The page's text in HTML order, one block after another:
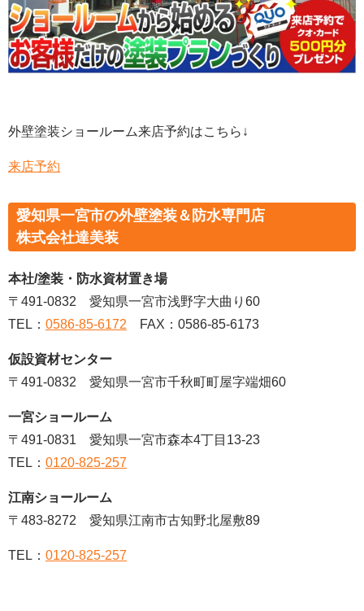
外壁塗装ショールーム来店予約はこちら↓
来店予約
愛知県一宮市の外壁塗装＆防水専門店
株式会社達美装
本社/塗装・防水資材置き場
〒491-0832 愛知県一宮市浅野字大曲り60
TEL： 0586-85-6172 FAX：0586-85-6173
仮設資材センター
〒491-0832 愛知県一宮市千秋町町屋字端畑60
一宮ショールーム
〒491-0831 愛知県一宮市森本4丁目13-23
TEL： 0120-825-257
江南ショールーム
〒483-8272 愛知県江南市古知野北屋敷89
TEL： 0120-825-257